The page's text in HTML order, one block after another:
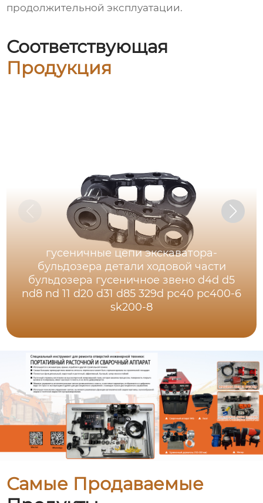
продолжительной эксплуатации.
Соответствующая
Продукция
гусеничные цепи экскаватора-
бульдозера детали ходовой части
бульдозера гусеничное звено d4d d5
nd8 nd 11 d20 d31 d85 329d pc40 pc400-6
sk200-8
Самые Продаваемые